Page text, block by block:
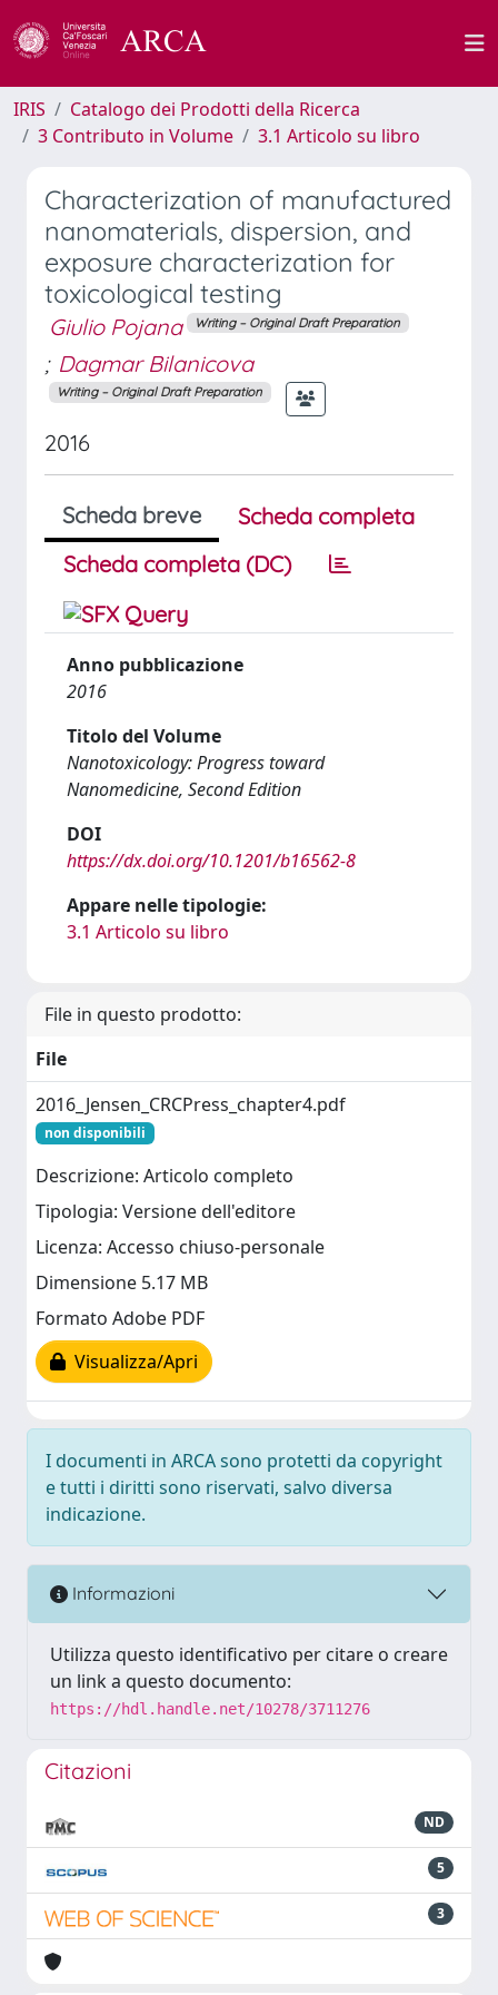
IRIS
Catalogo dei Prodotti della Ricerca
3 Contributo in Volume
3.1 Articolo su libro
Characterization of manufactured
nanomaterials, dispersion, and
exposure characterization for
toxicological testing
Giulio Pojana Writing – Original Draft Preparation
; Dagmar Bilanicova
Writing – Original Draft Preparation
2016
Scheda breve
Scheda completa
Scheda completa (DC)
Anno pubblicazione
2016
Titolo del Volume
Nanotoxicology: Progress toward
Nanomedicine, Second Edition
DOI
https://dx.doi.org/10.1201/b16562-8
Appare nelle tipologie:
3.1 Articolo su libro
File in questo prodotto:
File
2016_Jensen_CRCPress_chapter4.pdf
non disponibili
Descrizione: Articolo completo
Tipologia: Versione dell'editore
Licenza: Accesso chiuso-personale
Dimensione 5.17 MB
Formato Adobe PDF
Visualizza/Apri
I documenti in ARCA sono protetti da copyright
e tutti i diritti sono riservati, salvo diversa
indicazione.
Informazioni
Utilizza questo identificativo per citare o creare
un link a questo documento:
https://hdl.handle.net/10278/3711276
Citazioni
ND
5
3